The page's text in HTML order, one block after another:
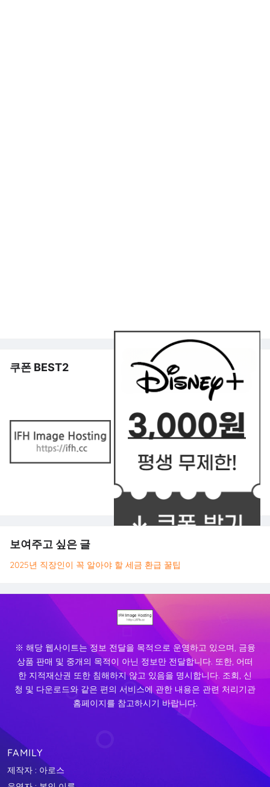
쿠폰 BEST2
보여주고 싶은 글
2025년 직장인이 꼭 알아야 할 세금 환급 꿀팁
※ 해당 웹사이트는 정보 전달을 목적으로 운영하고 있으며, 금융
상품 판매 및 중개의 목적이 아닌 정보만 전달합니다. 또한, 어떠
한 지적재산권 또한 침해하지 않고 있음을 명시합니다. 조회, 신
청 및 다운로드와 같은 편의 서비스에 관한 내용은 관련 처리기관
홈페이지를 참고하시기 바랍니다.
FAMILY
제작자 : 아로스